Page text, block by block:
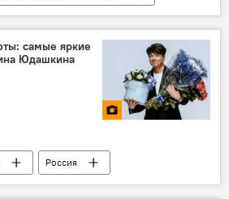
Таджикистан
самые яркие
Юдашкина
Россия
людей